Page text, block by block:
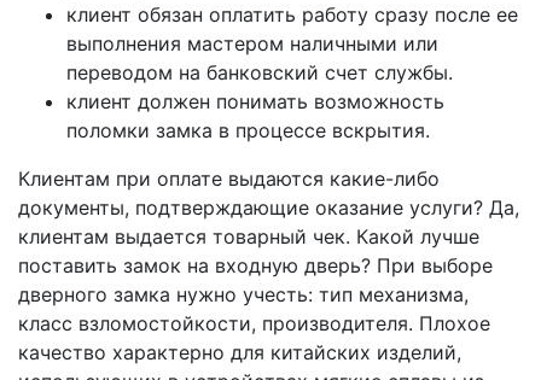
клиент обязан оплатить работу сразу после ее
выполнения мастером наличными или
переводом на банковский счет службы.
клиент должен понимать возможность
поломки замка в процессе вскрытия.
Клиентам при оплате выдаются какие-либо
документы, подтверждающие оказание услуги? Да,
клиентам выдается товарный чек. Какой лучше
поставить замок на входную дверь? При выборе
дверного замка нужно учесть: тип механизма,
класс взломостойкости, производителя. Плохое
качество характерно для китайских изделий,